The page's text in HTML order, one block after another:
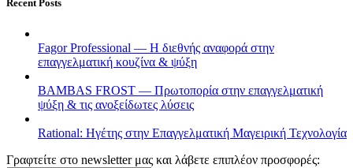
Recent Posts
Fagor Professional — Η διεθνής αναφορά στην
επαγγελματική κουζίνα & ψύξη
BAMBAS FROST — Πρωτοπορία στην επαγγελματική
ψύξη & τις ανοξείδωτες λύσεις
Rational: Ηγέτης στην Επαγγελματική Μαγειρική Τεχνολογία
Γραφτείτε στο newsletter μας και λάβετε επιπλέον προσφορές: